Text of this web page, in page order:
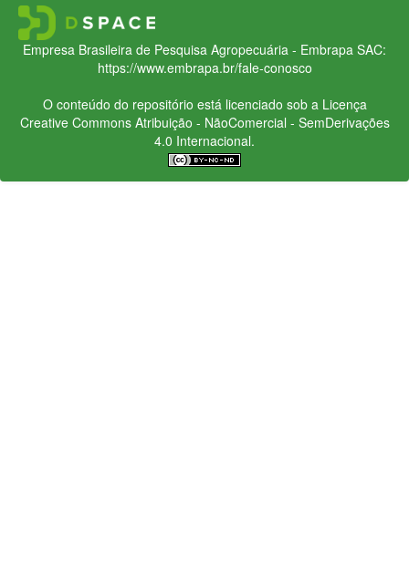
Empresa Brasileira de Pesquisa Agropecuária - Embrapa SAC:
https://www.embrapa.br/fale-conosco
O conteúdo do repositório está licenciado sob a Licença
Creative CommonsAtribuição - NãoComercial - SemDerivações
4.0 Internacional.